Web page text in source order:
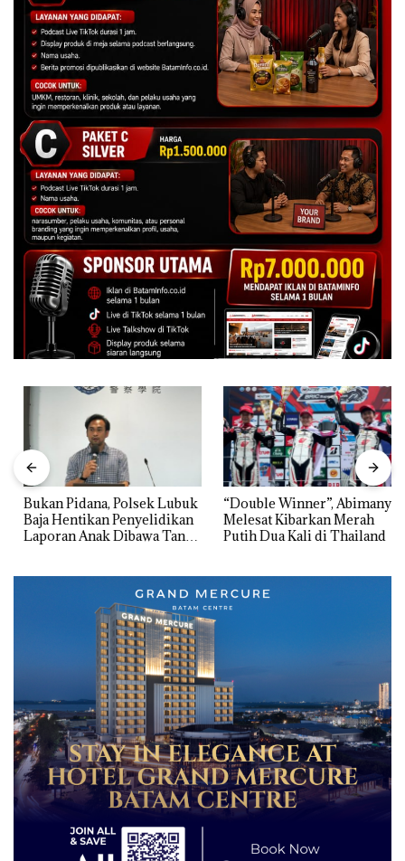
Bukan Pidana, Polsek Lubuk
Baja Hentikan Penyelidikan
Laporan Anak Dibawa Tanpa
“Double Winner”, Abimanyu
Melesat Kibarkan Merah
Putih Dua Kali di Thailand